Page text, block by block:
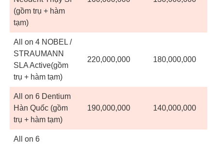
(gồm trụ + hàm
tạm)
All on 4 NOBEL /
STRAUMANN
SLA Active(gồm
trụ + hàm tạm)
220,000,000 180,000,000
All on 6 Dentium
Hàn Quốc (gồm
trụ + hàm tạm)
190,000,000 140,000,000
All on 6